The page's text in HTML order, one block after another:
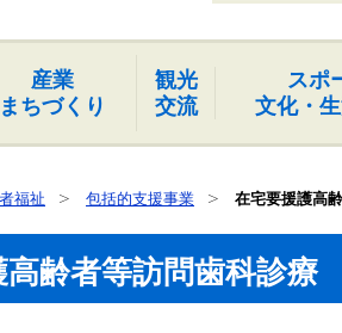
産業
まちづくり
観光
交流
スポ
文化・
福祉 包括的支援事業
在宅要援護高
齢者等訪問歯科診療